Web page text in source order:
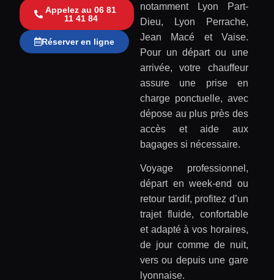
Appelez au 06 81
11 41 84
Réserver en ligne
notamment Lyon Part-
Dieu, Lyon Perrache,
Jean Macé et Vaise.
Pour un départ ou une
arrivée, votre chauffeur
assure une prise en
charge ponctuelle, avec
dépose au plus près des
accès et aide aux
bagages si nécessaire.
Voyage professionnel,
départ en week-end ou
retour tardif, profitez d’un
trajet fluide, confortable
et adapté à vos horaires,
de jour comme de nuit,
vers ou depuis une gare
lyonnaise.